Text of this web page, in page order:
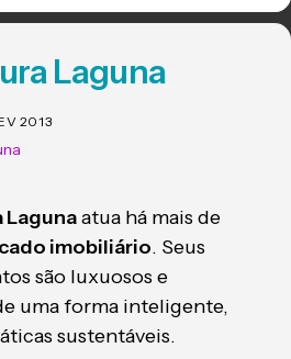
Laguna
2013
atua há mais de
imobiliário. Seus
são luxuosos e
uma forma inteligente,
sustentáveis.